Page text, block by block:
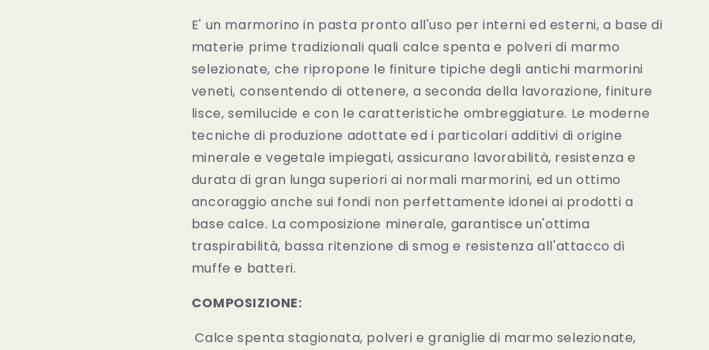
E' un marmorino in pasta pronto all'uso per interni ed esterni, a base di
materie prime tradizionali quali calce spenta e polveri di marmo
selezionate, che ripropone le finiture tipiche degli antichi marmorini
veneti, consentendo di ottenere, a seconda della lavorazione, finiture
lisce, semilucide e con le caratteristiche ombreggiature. Le moderne
tecniche di produzione adottate ed i particolari additivi di origine
minerale e vegetale impiegati, assicurano lavorabilità, resistenza e
durata di gran lunga superiori ai normali marmorini, ed un ottimo
ancoraggio anche sui fondi non perfettamente idonei ai prodotti a
base calce. La composizione minerale, garantisce un'ottima
traspirabilità, bassa ritenzione di smog e resistenza all'attacco di
muffe e batteri.
COMPOSIZIONE:
Calce spenta stagionata, polveri e graniglie di marmo selezionate,